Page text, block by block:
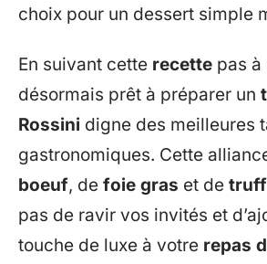
choix pour un dessert simple
En suivant cette recette pas à
désormais prêt à préparer un
Rossini digne des meilleures
gastronomiques. Cette
boeuf, de foie gras et de
pas de ravir vos invités et
touche de luxe à votre repas